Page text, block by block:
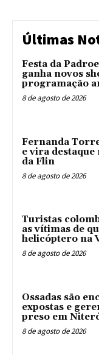
Últimas
Festa da
ganha novos
programação
8 de agosto de 2026
Fernanda
e vira
da Flin
8 de agosto de 2026
Turistas
as vítimas de
helicóptero na
8 de agosto de 2026
Ossadas são
expostas e
preso em
8 de agosto de 2026